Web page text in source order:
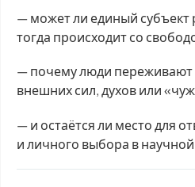
— может ли единый субъект
тогда происходит со
— почему люди переживают
внешних сил, духов или
— и остаётся ли место для
и личного выбора в